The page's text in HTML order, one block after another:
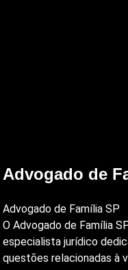
Advogado de
Advogado de Família SP
O Advogado de Família
especialista jurídico
questões relacionadas à